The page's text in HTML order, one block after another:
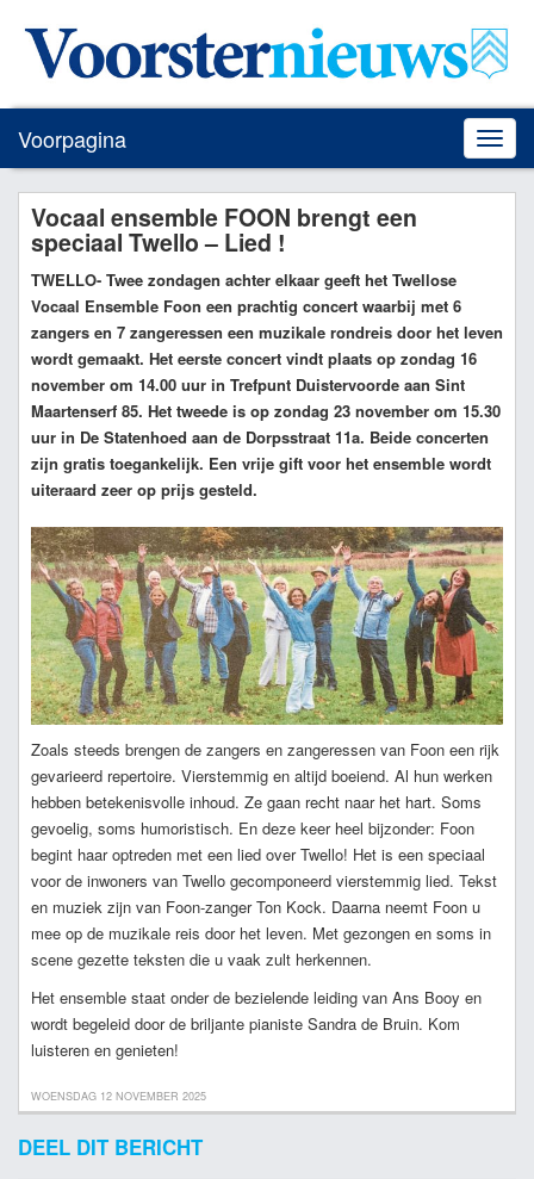
Toggle
Voorpagina
Vocaal ensemble FOON brengt een
speciaal Twello – Lied !
TWELLO- Twee zondagen achter elkaar geeft het Twellose
Vocaal Ensemble Foon een prachtig concert waarbij met 6
zangers en 7 zangeressen een muzikale rondreis door het leven
wordt gemaakt. Het eerste concert vindt plaats op zondag 16
november om 14.00 uur in Trefpunt Duistervoorde aan Sint
Maartenserf 85. Het tweede is op zondag 23 november om 15.30
uur in De Statenhoed aan de Dorpsstraat 11a. Beide concerten
zijn gratis toegankelijk. Een vrije gift voor het ensemble wordt
uiteraard zeer op prijs gesteld.
Zoals steeds brengen de zangers en zangeressen van Foon een rijk
gevarieerd repertoire. Vierstemmig en altijd boeiend. Al hun werken
hebben betekenisvolle inhoud. Ze gaan recht naar het hart. Soms
gevoelig, soms humoristisch. En deze keer heel bijzonder: Foon
begint haar optreden met een lied over Twello! Het is een speciaal
voor de inwoners van Twello gecomponeerd vierstemmig lied. Tekst
en muziek zijn van Foon-zanger Ton Kock. Daarna neemt Foon u
mee op de muzikale reis door het leven. Met gezongen en soms in
scene gezette teksten die u vaak zult herkennen.
Het ensemble staat onder de bezielende leiding van Ans Booy en
wordt begeleid door de briljante pianiste Sandra de Bruin. Kom
luisteren en genieten!
WOENSDAG 12 NOVEMBER 2025
DEEL DIT BERICHT